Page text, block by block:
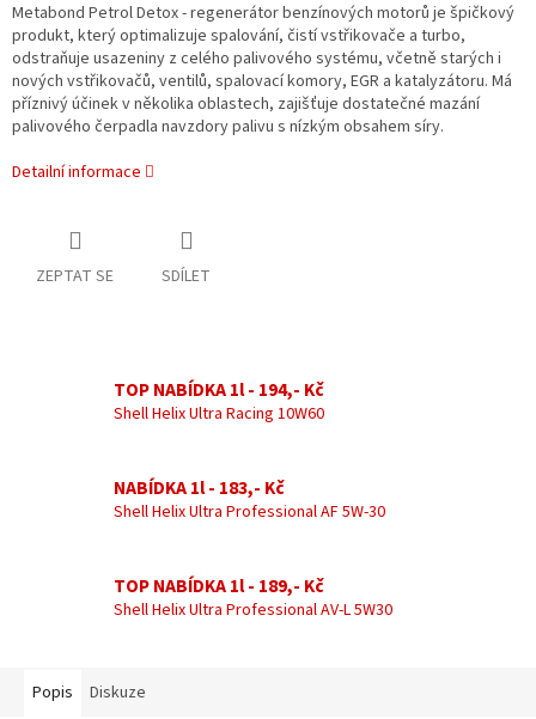
Metabond Petrol Detox - regenerátor benzínových motorů je špičkový
produkt, který optimalizuje spalování, čistí vstřikovače a turbo,
odstraňuje usazeniny z celého palivového systému, včetně starých i
nových vstřikovačů, ventilů, spalovací komory, EGR a katalyzátoru. Má
příznivý účinek v několika oblastech, zajišťuje dostatečné mazání
palivového čerpadla navzdory palivu s nízkým obsahem síry.
Detailní informace
ZEPTAT SE SDÍLET
TOP NABÍDKA 1l - 194,- Kč
Shell Helix Ultra Racing 10W60
NABÍDKA 1l - 183,- Kč
Shell Helix Ultra Professional AF 5W-30
TOP NABÍDKA 1l - 189,- Kč
Shell Helix Ultra Professional AV-L 5W30
Popis Diskuze